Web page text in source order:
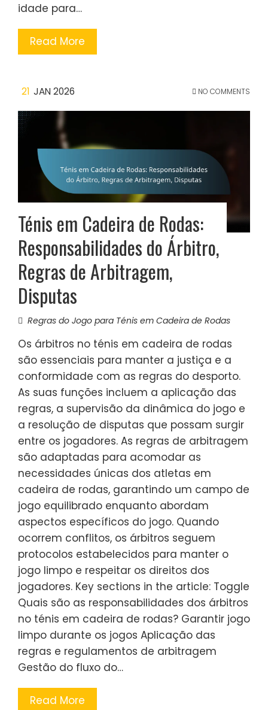
idade para…
Read More
21 JAN 2026 NO COMMENTS
Ténis em Cadeira de Rodas:
Responsabilidades do Árbitro,
Regras de Arbitragem,
Disputas
Regras do Jogo para Ténis em Cadeira de Rodas
Os árbitros no ténis em cadeira de rodas
são essenciais para manter a justiça e a
conformidade com as regras do desporto.
As suas funções incluem a aplicação das
regras, a supervisão da dinâmica do jogo e
a resolução de disputas que possam surgir
entre os jogadores. As regras de arbitragem
são adaptadas para acomodar as
necessidades únicas dos atletas em
cadeira de rodas, garantindo um campo de
jogo equilibrado enquanto abordam
aspectos específicos do jogo. Quando
ocorrem conflitos, os árbitros seguem
protocolos estabelecidos para manter o
jogo limpo e respeitar os direitos dos
jogadores. Key sections in the article: Toggle
Quais são as responsabilidades dos árbitros
no ténis em cadeira de rodas? Garantir jogo
limpo durante os jogos Aplicação das
regras e regulamentos de arbitragem
Gestão do fluxo do…
Read More